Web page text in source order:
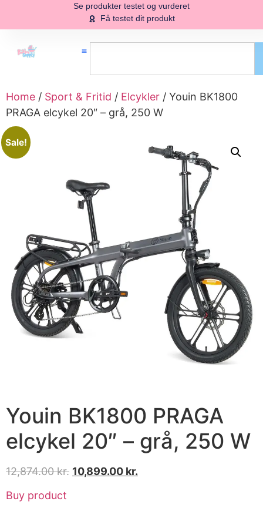
Se produkter testet og vurderet
Få testet dit produkt
Home / Sport & Fritid / Elcykler / Youin BK1800
PRAGA elcykel 20″ – grå, 250 W
Sale!
Youin BK1800 PRAGA
elcykel 20″ – grå, 250 W
12,874.00kr. 10,899.00 kr.
Buy product